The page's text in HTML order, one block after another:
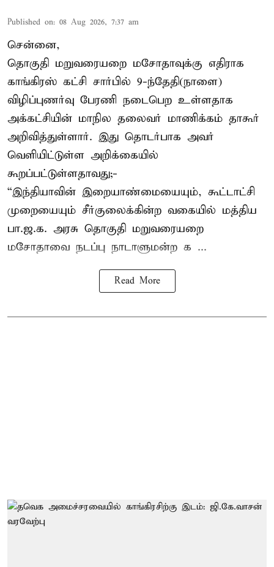
Published on: 08 Aug 2026, 7:37 am
சென்னை,
தொகுதி மறுவரையறை மசோதாவுக்கு எதிராக
காங்கிரஸ் கட்சி சார்பில் 9-ந்தேதி(நாளை)
விழிப்புணர்வு பேரணி நடைபெற உள்ளதாக
அக்கட்சியின் மாநில தலைவர் மாணிக்கம் தாகூர்
அறிவித்துள்ளார். இது தொடர்பாக அவர்
வெளியிட்டுள்ள அறிக்கையில்
கூறப்பட்டுள்ளதாவது;-
“இந்தியாவின் இறையாண்மையையும், கூட்டாட்சி
முறையையும் சீர்குலைக்கின்ற வகையில் மத்திய
பா.ஜ.க. அரசு தொகுதி மறுவரையறை
மசோதாவை நடப்பு நாடாளுமன்ற க ...
Read More